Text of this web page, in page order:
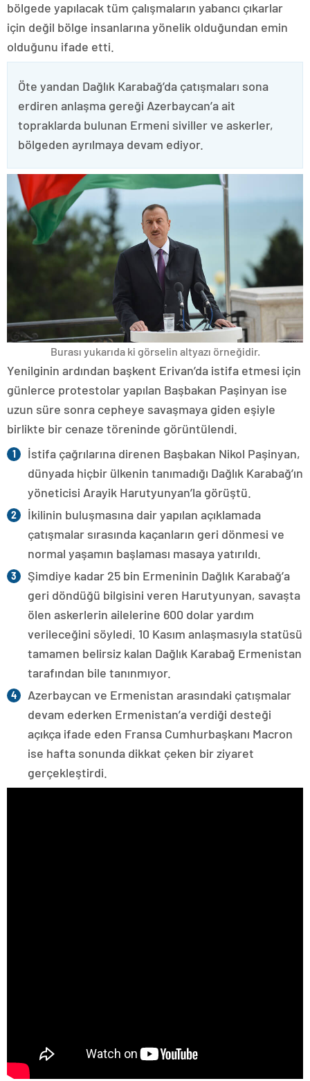
bölgede yapılacak tüm çalışmaların yabancı çıkarlar
için değil bölge insanlarına yönelik olduğundan emin
olduğunu ifade etti.
Öte yandan Dağlık Karabağ’da çatışmaları sona
erdiren anlaşma gereği Azerbaycan’a ait
topraklarda bulunan Ermeni siviller ve askerler,
bölgeden ayrılmaya devam ediyor.
Burası yukarıda ki görselin altyazı örneğidir.
Yenilginin ardından başkent Erivan’da istifa etmesi için
günlerce protestolar yapılan Başbakan Paşinyan ise
uzun süre sonra cepheye savaşmaya giden eşiyle
birlikte bir cenaze töreninde görüntülendi.
İstifa çağrılarına direnen Başbakan Nikol Paşinyan,
dünyada hiçbir ülkenin tanımadığı Dağlık Karabağ’ın
yöneticisi Arayik Harutyunyan’la görüştü.
İkilinin buluşmasına dair yapılan açıklamada
çatışmalar sırasında kaçanların geri dönmesi ve
normal yaşamın başlaması masaya yatırıldı.
Şimdiye kadar 25 bin Ermeninin Dağlık Karabağ’a
geri döndüğü bilgisini veren Harutyunyan, savaşta
ölen askerlerin ailelerine 600 dolar yardım
verileceğini söyledi. 10 Kasım anlaşmasıyla statüsü
tamamen belirsiz kalan Dağlık Karabağ Ermenistan
tarafından bile tanınmıyor.
Azerbaycan ve Ermenistan arasındaki çatışmalar
devam ederken Ermenistan’a verdiği desteği
açıkça ifade eden Fransa Cumhurbaşkanı Macron
ise hafta sonunda dikkat çeken bir ziyaret
gerçekleştirdi.